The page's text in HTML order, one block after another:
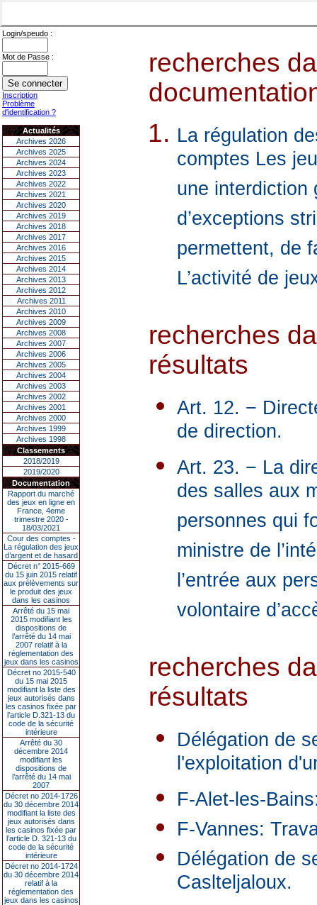
Login/speudo :
Mot de Passe :
Inscription
Problème
d'identification ?
Actualités
Archives 2026
Archives 2025
Archives 2024
Archives 2023
Archives 2022
Archives 2021
Archives 2020
Archives 2019
Archives 2018
Archives 2017
Archives 2016
Archives 2015
Archives 2014
Archives 2013
Archives 2012
Archives 2011
Archives 2010
Archives 2009
Archives 2008
Archives 2007
Archives 2006
Archives 2005
Archives 2004
Archives 2003
Archives 2002
Archives 2001
Archives 2000
Archives 1999
Archives 1998
Classements
2018/2019
2019/2020
Documentation
Rapport du marché
des jeux en ligne en
France, 4eme
trimestre 2020 -
18/03/2021
Cour des comptes -
La régulation des jeux
d’argent et de hasard
Décret n° 2015-669
du 15 juin 2015 relatif
aux prélèvements sur
le produit des jeux
dans les casinos
Arrêté du 15 mai
2015 modifiant les
dispositions de
l’arrêté du 14 mai
2007 relatif à la
réglementation des
jeux dans les casinos
Décret no 2015-540
du 15 mai 2015
modifiant la liste des
jeux autorisés dans
les casinos fixée par
l’article D.321-13 du
code de la sécurité
intérieure
Arrêté du 30
décembre 2014
modifiant les
dispositions de
l’arrêté du 14 mai
2007
Décret no 2014-1726
du 30 décembre 2014
modifiant la liste des
jeux autorisés dans
les casinos fixée par
l’article D. 321-13 du
code de la sécurité
intérieure
Décret no 2014-1724
du 30 décembre 2014
relatif à la
réglementation des
jeux dans les casinos
recherches
La régulation
comptes Les
une interdiction
d’exceptions
permettent, de
L’activité de
recherches
résultats
Art. 12. −
de direction.
Art. 23. − La
des salles aux
personnes qui
ministre de
l’entrée aux
volontaire
recherches
résultats
Délégation de
l'exploitation
F-Alet-les-
F-Vannes:
Délégation de
Caslteljaloux.